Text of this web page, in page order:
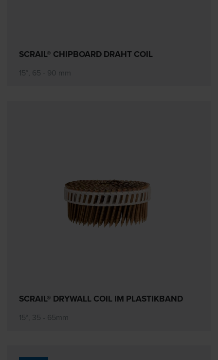
SCRAIL® CHIPBOARD DRAHT COIL
15°, 65 - 90 mm
SCRAIL® DRYWALL COIL IM PLASTIKBAND
15°, 35 - 65mm